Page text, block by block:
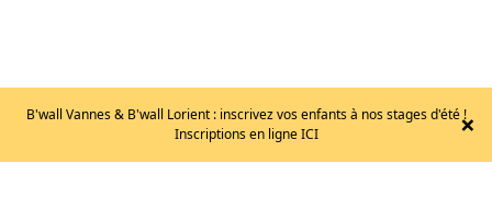
B'wall Vannes & B'wall Lorient : inscrivez vos enfants à nos stages d'été !
Inscriptions en ligne ICI
×